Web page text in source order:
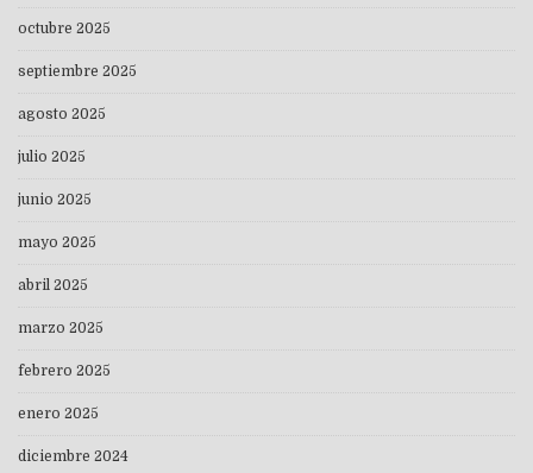
octubre 2025
septiembre 2025
agosto 2025
julio 2025
junio 2025
mayo 2025
abril 2025
marzo 2025
febrero 2025
enero 2025
diciembre 2024